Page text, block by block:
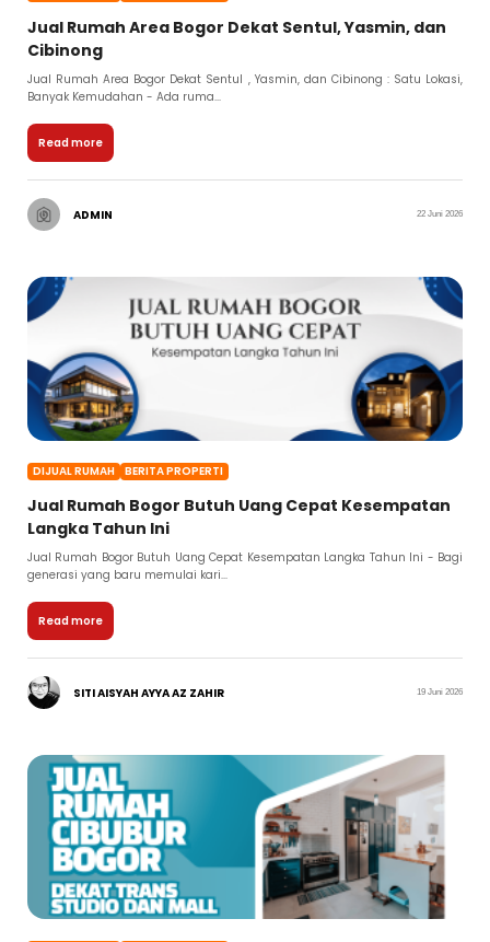
Jual Rumah Area Bogor Dekat Sentul, Yasmin, dan
Cibinong
Jual Rumah Area Bogor Dekat Sentul , Yasmin, dan Cibinong : Satu Lokasi,
Banyak Kemudahan - Ada ruma...
Read more
ADMIN 22 Juni 2026
DIJUAL RUMAH BERITA PROPERTI
Jual Rumah Bogor Butuh Uang Cepat Kesempatan
Langka Tahun Ini
Jual Rumah Bogor Butuh Uang Cepat Kesempatan Langka Tahun Ini - Bagi
generasi yang baru memulai kari...
Read more
SITI AISYAH AYYA AZ ZAHIR 19 Juni 2026